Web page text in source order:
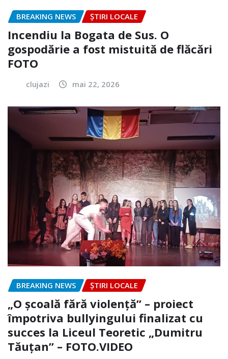
BREAKING NEWS ȘTIRI LOCALE
Incendiu la Bogata de Sus. O
gospodărie a fost mistuită de flăcări
FOTO
clujazi mai 22, 2026
BREAKING NEWS ȘTIRI LOCALE
„O școală fără violență” – proiect
împotriva bullyingului finalizat cu
succes la Liceul Teoretic „Dumitru
Tăuțan” – FOTO.VIDEO